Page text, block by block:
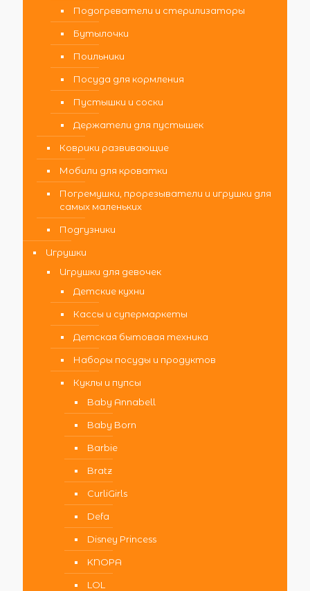
Подогреватели и стерилизаторы
Бутылочки
Поильники
Посуда для кормления
Пустышки и соски
Держатели для пустышек
Коврики развивающие
Мобили для кроватки
Погремушки, прорезыватели и игрушки для
самых маленьких
Подгузники
Игрушки
Игрушки для девочек
Детские кухни
Кассы и супермаркеты
Детская бытовая техника
Наборы посуды и продуктов
Куклы и пупсы
Baby Annabell
Baby Born
Barbie
Bratz
CurliGirls
Defa
Disney Princess
KNOPA
LOL